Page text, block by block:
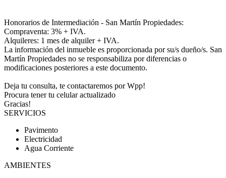
Honorarios de Intermediación - San Martín Propiedades:
Compraventa: 3% + IVA.
Alquileres: 1 mes de alquiler + IVA.
La información del inmueble es proporcionada por su/s dueño/s. San
Martín Propiedades no se responsabiliza por diferencias o
modificaciones posteriores a este documento.
Deja tu consulta, te contactaremos por Wpp!
Procura tener tu celular actualizado
Gracias!
SERVICIOS
Pavimento
Electricidad
Agua Corriente
AMBIENTES